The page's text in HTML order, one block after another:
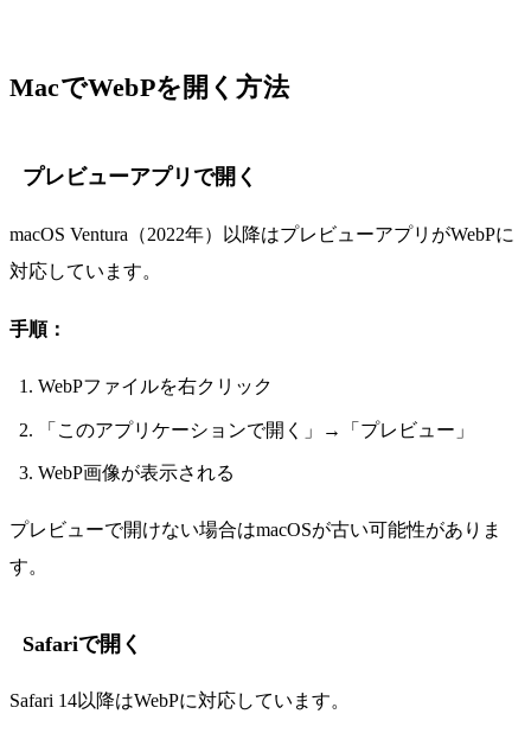
MacでWebPを開く方法
プレビューアプリで開く
macOS Ventura（2022年）以降はプレビューアプリがWebPに
対応しています。
手順：
WebPファイルを右クリック
「このアプリケーションで開く」→「プレビュー」
WebP画像が表示される
プレビューで開けない場合はmacOSが古い可能性がありま
す。
Safariで開く
Safari 14以降はWebPに対応しています。